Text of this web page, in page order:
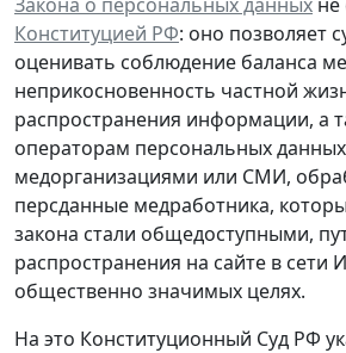
Конституцией РФ: оно позволяет
оценивать соблюдение баланса
неприкосновенность частной
распространения информации, а
операторам персональных
медорганизациями или СМИ,
персданные медработника,
закона стали общедоступными,
распространения на сайте в сети
общественно значимых целях.
На это Конституционный Суд РФ